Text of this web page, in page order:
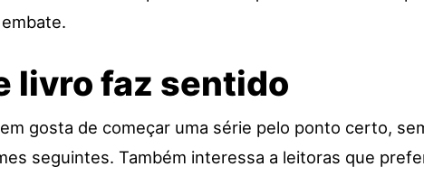
livro faz sentido
gosta de começar uma série pelo ponto certo,
seguintes. Também interessa a leitoras que